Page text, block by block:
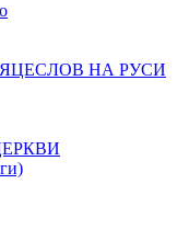
НА РУСИ